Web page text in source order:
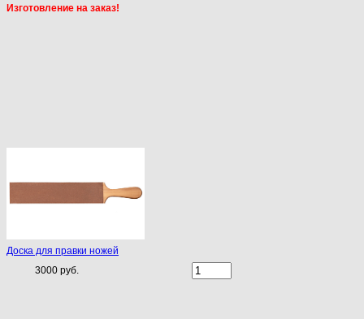
Изготовление на заказ!
Доска для правки ножей
3000 руб.